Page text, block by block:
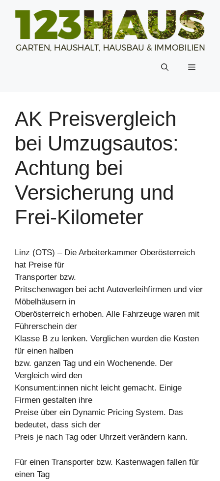
Inhalt
Menü
AK Preisvergleich
bei Umzugsautos:
Achtung bei
Versicherung und
Frei-Kilometer
Linz (OTS) – Die Arbeiterkammer Oberösterreich
hat Preise für
Transporter bzw.
Pritschenwagen bei acht Autoverleihfirmen und vier
Möbelhäusern in
Oberösterreich erhoben. Alle Fahrzeuge waren mit
Führerschein der
Klasse B zu lenken. Verglichen wurden die Kosten
für einen halben
bzw. ganzen Tag und ein Wochenende. Der
Vergleich wird den
Konsument:innen nicht leicht gemacht. Einige
Firmen gestalten ihre
Preise über ein Dynamic Pricing System. Das
bedeutet, dass sich der
Preis je nach Tag oder Uhrzeit verändern kann.
Für einen Transporter bzw. Kastenwagen fallen für
einen Tag